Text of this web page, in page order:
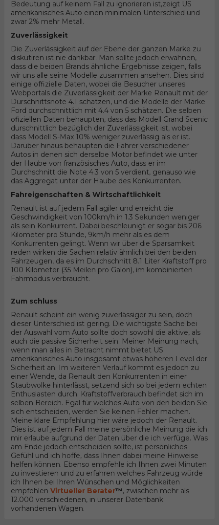
Bedeutung auf keinem Fall zu ignorieren ist,zeigt US
amerikanisches Auto einen minimalen Unterschied und
zwar 2% mehr Metall.
Zuverlässigkeit
Die Zuverlässigkeit auf der Ebene der ganzen Marke zu
diskutiren ist nie dankbar. Man sollte jedoch erwähnen,
dass die beiden Brands ähnliche Ergebnisse zeigen, falls
wir uns alle seine Modelle zusammen ansehen. Dies sind
einige offizielle Daten, wobei die Besucher unseres
Webportals die Zuverlässigkeit der Marke Renault mit der
Durschnittsnote 4.1 schätzen, und die Modelle der Marke
Ford durchschnittlich mit 4.4 von 5 schätzen. Die selben
ofiziellen Daten behaupten, dass das Modell Grand Scenic
durschnittlich bezüglich der Zuverlässigkeit ist, wobei
dass Modell S-Max 10% weniger zuverlässig als er ist.
Darüber hinaus behaupten die Fahrer verschiedener
Autos in denen sich derselbe Motor befindet wie unter
der Haube von französisches Auto, dass er im
Durchschnitt die Note 4.3 von 5 verdient, genauso wie
das Aggregat unter der Haube des Konkurrenten.
Fahreigenschaften & Wirtschaftlichkeit
Renault ist auf jedem Fall agiler und erreicht die
Geschwindigkeit von 100km/h in 1.3 Sekunden weniger
als sein Konkurrent. Dabei beschleunigt er sogar bis 206
Kilometer pro Stunde, 9km/h mehr als es dem
Konkurrenten gelingt. Wenn wir über die Sparsamkeit
reden wirken die Sachen relativ ähnlich bei den beiden
Fahrzeugen, da es im Durchschnitt 8.1 Liter Kraftstoff pro
100 Kilometer (35 Meilen pro Galon), im kombinierten
Fahrmodus verbraucht.
Zum schluss
Renault scheint ein wenig zuverlässiger zu sein, doch
dieser Unterschied ist gering. Die wichtigste Sache bei
der Auswahl vom Auto sollte doch sowohl die aktive, als
auch die passive Sicherheit sein. Meiner Meinung nach,
wenn man alles in Betracht nimmt bietet US
amerikanisches Auto insgesamt etwas höheren Level der
Sicherheit an. Im weiteren Verlauf kommt es jedoch zu
einer Wende, da Renault den Konkurrenten in einer
Staubwolke hinterlässt, setzend sich so bei jedem echten
Enthusiasten durch. Kraftstoffverbrauch befindet sich im
selben Bereich. Egal für welches Auto von den beiden Sie
sich entscheiden, werden Sie keinen Fehler machen.
Meine klare Empfehlung hier wäre jedoch der Renault.
Dies ist auf jedem Fall meine persönliche Meinung die ich
mir erlaube aufgrund der Daten über die ich verfüge. Was
am Ende jedoch entscheiden sollte, ist persönliches
Gefühl und ich hoffe, dass Ihnen dabei meine Hinweise
helfen können. Ebenso empfehle ich Ihnen zwei Minuten
zu investieren und zu erfahren welches Fahrzeug würde
ich Ihnen bei Ihren Wünschen und Möglichkeiten
empfehlen Virtueller Berater™, zwischen mehr als
12.000 verschiedenen, in unserer Datenbank
vorhandenen Wagen.